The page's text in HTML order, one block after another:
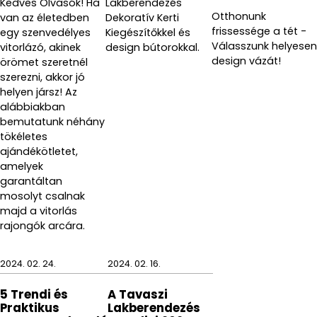
Kedves Olvasók! Ha
van az életedben
egy szenvedélyes
vitorlázó, akinek
örömet szeretnél
szerezni, akkor jó
helyen jársz! Az
alábbiakban
bemutatunk néhány
tökéletes
ajándékötletet,
amelyek
garantáltan
mosolyt csalnak
majd a vitorlás
rajongók arcára.
Lakberendezés
Dekoratív Kerti
Kiegészítőkkel és
design bútorokkal.
Otthonunk
frissessége a tét -
Válasszunk helyesen
design vázát!
2024. 02. 24.
5 Trendi és
Praktikus
2024. 02. 16.
A Tavaszi
Lakberendezés